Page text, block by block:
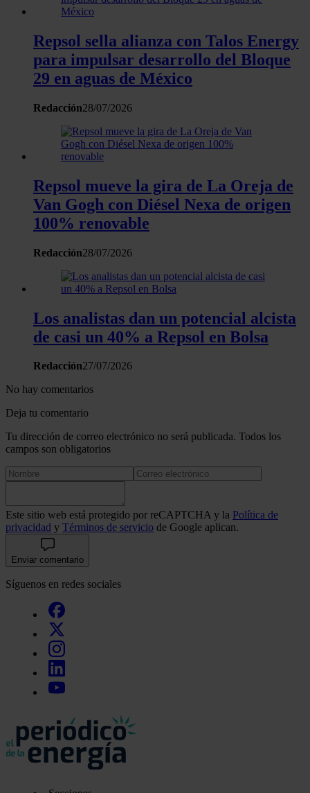
Repsol sella alianza con Talos Energy
para impulsar desarrollo del Bloque
29 en aguas de México
Redacción28/07/2026
Repsol mueve la gira de La Oreja de
Van Gogh con Diésel Nexa de origen
100% renovable
Redacción28/07/2026
Los analistas dan un potencial alcista
de casi un 40% a Repsol en Bolsa
Redacción27/07/2026
No hay comentarios
Deja tu comentario
Tu dirección de correo electrónico no será publicada. Todos los
campos son obligatorios
Este sitio web está protegido por reCAPTCHA y la Política de
privacidad y Términos de servicio de Google aplican.
Enviar comentario
Síguenos en redes sociales